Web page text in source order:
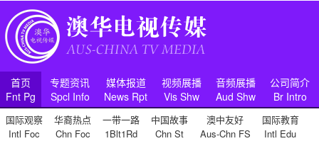
首页
Fnt Pg
专题资讯
Spcl Info
媒体报道
News Rpt
视频展播
Vis Shw
音频展播
Aud Shw
公司简介
Br Intro
国际观察
Intl Foc
华裔热点
Chn Foc
一带一路
1Blt1Rd
中国故事
Chn St
澳中友好
Aus-Chn FS
国际教育
Intl Edu